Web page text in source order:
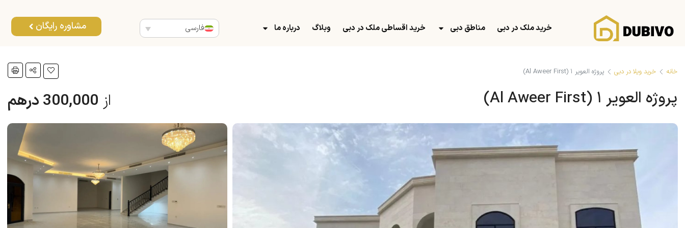
خرید ملک در دبی مناطق دبی خرید اقساطی ملک در دبی وبلاگ درباره ما فارسی مشاوره رایگان
خانه خرید ویلا در دبی پروژه العویر ۱ (Al Aweer First)
پروژه العویر ۱ (Al Aweer First) از 300,000 درهم